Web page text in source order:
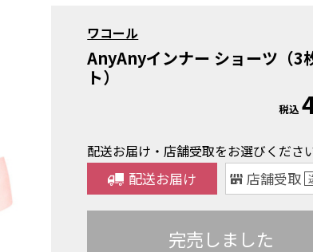
ワコール
AnyAnyインナー ショーツ（3
ト）
税込
配送お届け・店舗受取をお選びくださ
配送お届け 店舗受取
完売しました